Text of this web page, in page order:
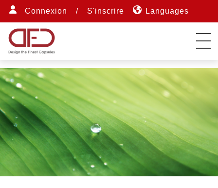
Connexion / S'inscrire Languages